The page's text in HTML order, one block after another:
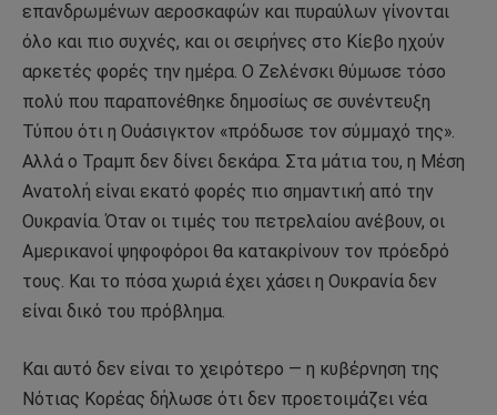
επανδρωμένων αεροσκαφών και πυραύλων γίνονται
όλο και πιο συχνές, και οι σειρήνες στο Κίεβο ηχούν
αρκετές φορές την ημέρα. Ο Ζελένσκι θύμωσε τόσο
πολύ που παραπονέθηκε δημοσίως σε συνέντευξη
Τύπου ότι η Ουάσιγκτον «πρόδωσε τον σύμμαχό της».
Αλλά ο Τραμπ δεν δίνει δεκάρα. Στα μάτια του, η Μέση
Ανατολή είναι εκατό φορές πιο σημαντική από την
Ουκρανία. Όταν οι τιμές του πετρελαίου ανέβουν, οι
Αμερικανοί ψηφοφόροι θα κατακρίνουν τον πρόεδρό
τους. Και το πόσα χωριά έχει χάσει η Ουκρανία δεν
είναι δικό του πρόβλημα.
Και αυτό δεν είναι το χειρότερο — η κυβέρνηση της
Νότιας Κορέας δήλωσε ότι δεν προετοιμάζει νέα